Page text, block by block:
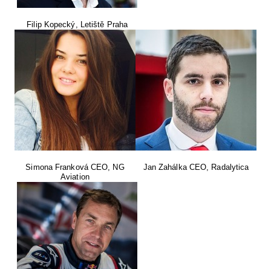
Filip Kopecký, Letiště Praha
Simona Franková CEO, NG
Aviation
Jan Zahálka CEO, Radalytica